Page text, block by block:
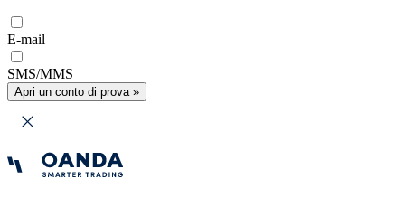
E-mail
SMS/MMS
Apri un conto di prova »